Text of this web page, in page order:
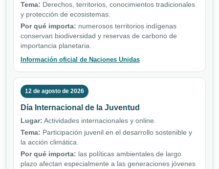
Tema: Derechos, territorios, conocimientos tradicionales
y protección de ecosistemas.
Por qué importa: numerosos territorios indígenas
conservan biodiversidad y reservas de carbono de
importancia planetaria.
Información oficial de Naciones Unidas
12 de agosto de 2026
Día Internacional de la Juventud
Lugar: Actividades internacionales y online.
Tema: Participación juvenil en el desarrollo sostenible y
la acción climática.
Por qué importa: las políticas ambientales de largo
plazo afectan especialmente a las generaciones jóvenes